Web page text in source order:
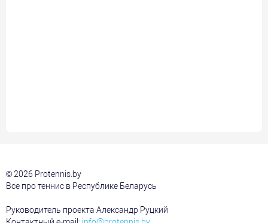
© 2026 Protennis.by
Все про теннис в Республике Беларусь
Руководитель проекта Александр Руцкий